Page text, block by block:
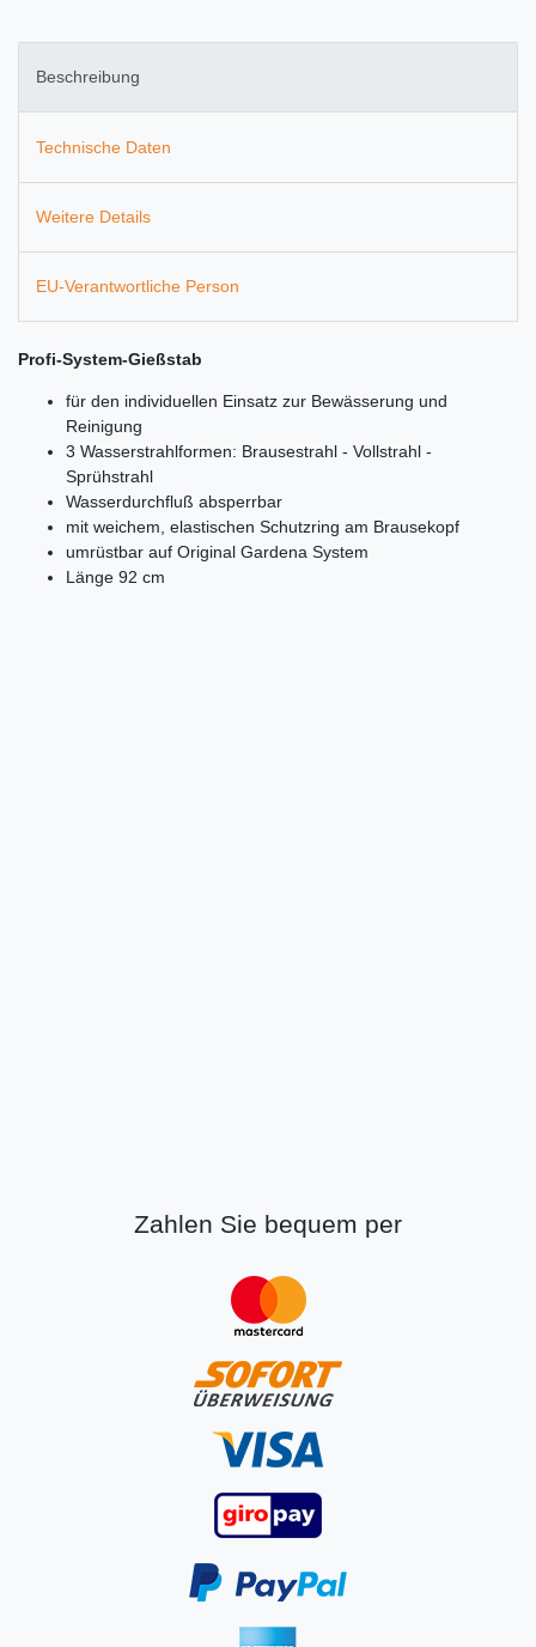
Beschreibung
Technische Daten
Weitere Details
EU-Verantwortliche Person
Profi-System-Gießstab
für den individuellen Einsatz zur Bewässerung und
Reinigung
3 Wasserstrahlformen: Brausestrahl - Vollstrahl -
Sprühstrahl
Wasserdurchfluß absperrbar
mit weichem, elastischen Schutzring am Brausekopf
umrüstbar auf Original Gardena System
Länge 92 cm
Zahlen Sie bequem per